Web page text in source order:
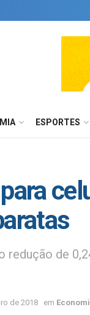
ESPORTES
redução de
de 2018 em